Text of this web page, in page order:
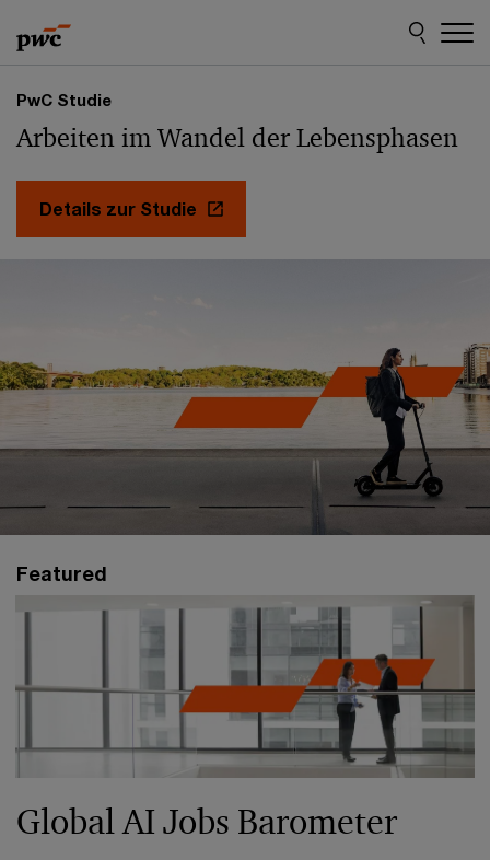
to
content
to
footer
Österreich
Arbeiten im Wandel der Lebensphasen
PwC Studie
Details zur Studie
Featured
Global AI Jobs Barometer